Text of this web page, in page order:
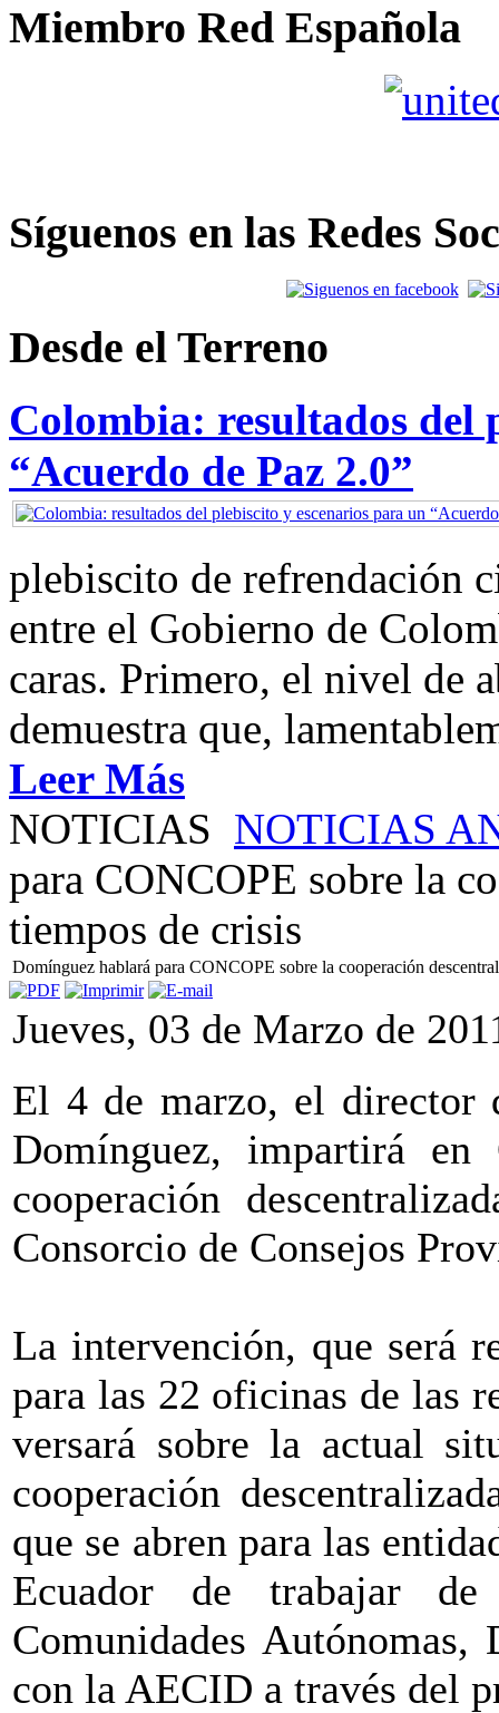
Miembro Red Española
Síguenos en las Redes
Desde el Terreno
Colombia: resultados del
“Acuerdo de Paz 2.0”
plebiscito de refrendación
entre el Gobierno de
caras. Primero, el nivel de
demuestra que,
Leer Más
NOTICIAS NOTICIAS
para CONCOPE sobre la
tiempos de crisis
Domínguez hablará para CONCOPE sobre la cooperación
Jueves, 03 de Marzo de
El 4 de marzo, el director
Domínguez, impartirá
cooperación
Consorcio de Consejos
La intervención, que será
para las 22 oficinas de las
versará sobre la actual
cooperación
que se abren para las
Ecuador de trabajar
Comunidades
con la AECID a través del